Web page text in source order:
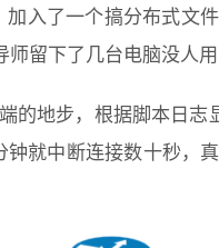
入了一个搞分布式文
留下了几台电脑没人
的地步，根据脚本日志
就中断连接数十秒，